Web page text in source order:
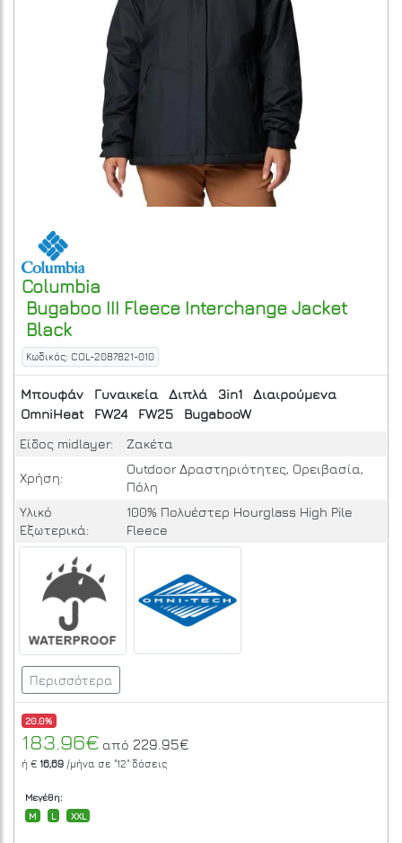
Columbia
Bugaboo III Fleece Interchange Jacket
Black
Κωδικός: COL-2087821-010
Μπουφάν Γυναικεία Διπλά 3in1
Διαιρούμενα
OmniHeat
FW24 FW25
BugabooW
Είδος midlayer:
Ζακέτα
Χρήση:
Outdoor Δραστηριότητες, Ορειβασία,
Πόλη
Υλικό
Εξωτερικά:
100% Πολυέστερ Hourglass High Pile
Fleece
Περισσότερα
20.0%
183.96€ από 229.95€
ή € 16,69 /μήνα σε "12" δόσεις
Μεγέθη:
M
L XXL